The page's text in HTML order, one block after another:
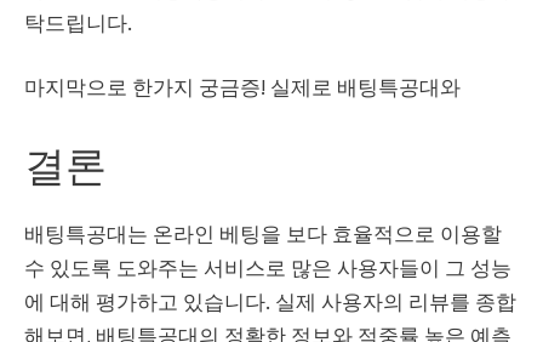
탁드립니다.
마지막으로 한가지 궁금증! 실제로 배팅특공대와
결론
배팅특공대는 온라인 베팅을 보다 효율적으로 이용할
수 있도록 도와주는 서비스로 많은 사용자들이 그 성능
에 대해 평가하고 있습니다. 실제 사용자의 리뷰를 종합
해보면, 배팅특공대의 정확한 정보와 적중률 높은 예측